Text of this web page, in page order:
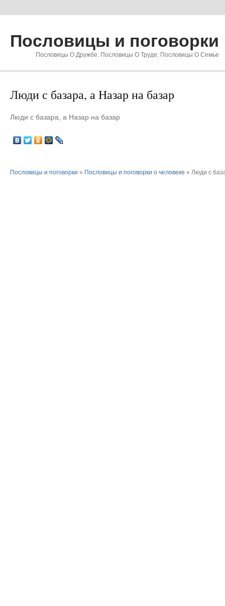
Пословицы и поговорки
Пословицы О Дружбе, Пословицы О Труде, Пословицы О Семье
Люди с базара, а Назар на базар
Люди с базара, а Назар на базар
Пословицы и поговорки » Пословицы и поговорки о человеке » Люди с